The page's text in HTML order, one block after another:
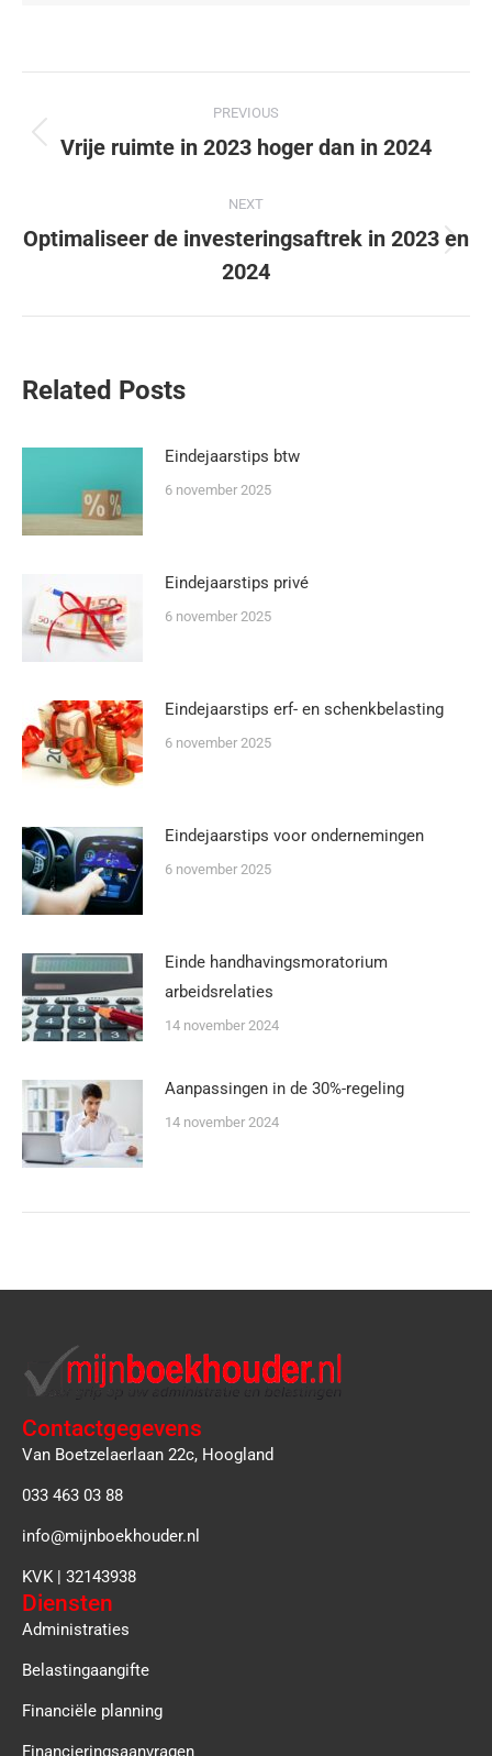
PREVIOUS
Vrije ruimte in 2023 hoger dan in 2024
NEXT
Optimaliseer de investeringsaftrek in 2023 en
2024
Related Posts
Eindejaarstips btw
6 november 2025
Eindejaarstips privé
6 november 2025
Eindejaarstips erf- en schenkbelasting
6 november 2025
Eindejaarstips voor ondernemingen
6 november 2025
Einde handhavingsmoratorium
arbeidsrelaties
14 november 2024
Aanpassingen in de 30%-regeling
14 november 2024
Contactgegevens
Van Boetzelaerlaan 22c, Hoogland
033 463 03 88
info@mijnboekhouder.nl
KVK | 32143938
Diensten
Administraties
Belastingaangifte
Financiële planning
Financieringsaanvragen